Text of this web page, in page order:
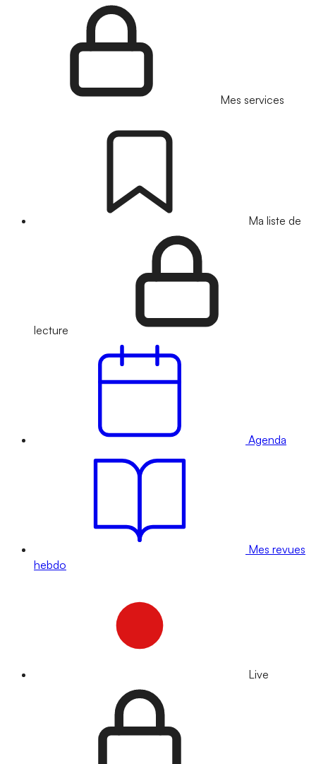
Mes services
Ma liste de
lecture
Agenda
Mes revues
hebdo
Live